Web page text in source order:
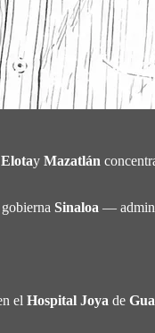
Elotay Mazatlán
Sinaloa —
el Hospital Joya de